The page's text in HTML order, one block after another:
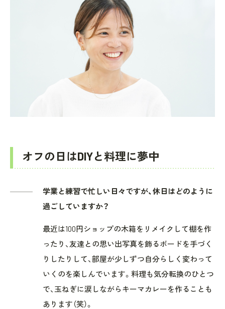
オフの日はDIYと料理に夢中
学業と練習で忙しい日々ですが、休日はどのように
過ごしていますか？
最近は100円ショップの木箱をリメイクして棚を作
ったり、友達との思い出写真を飾るボードを手づく
りしたりして、部屋が少しずつ自分らしく変わって
いくのを楽しんでいます。料理も気分転換のひとつ
で、玉ねぎに涙しながらキーマカレーを作ることも
あります（笑）。